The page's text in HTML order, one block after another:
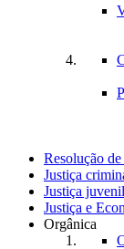
Resolução
Justiça
Justiça juvenil
Justiça e
Orgânica